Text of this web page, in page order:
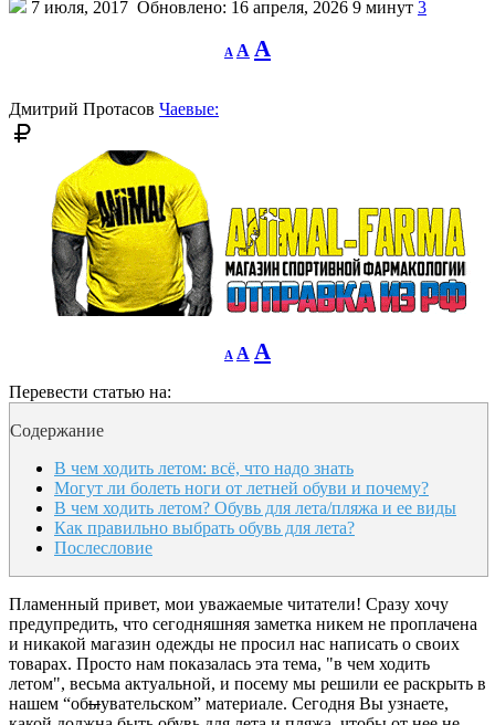
7 июля, 2017 Обновлено: 16 апреля, 2026 9 минут 3
A
Decrease
font
A Reset
font
A
Дмитрий Протасов Чаевые:
A
Decrease
font
A Reset
font
A
size.
Перевести статью на:
Содержание
В чем ходить летом: всё, что надо знать
Могут ли болеть ноги от летней обуви и почему?
В чем ходить летом? Обувь для лета/пляжа и ее виды
Как правильно выбрать обувь для лета?
Послесловие
Пламенный привет, мои уважаемые читатели! Сразу хочу
предупредить, что сегодняшняя заметка никем не проплачена
и никакой магазин одежды не просил нас написать о своих
товарах. Просто нам показалась эта тема, "в чем ходить
летом", весьма актуальной, и посему мы решили ее раскрыть в
нашем “обыувательском” материале. Сегодня Вы узнаете,